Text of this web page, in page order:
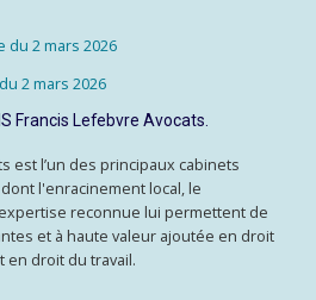
du 2 mars 2026
2 mars 2026
Francis Lefebvre Avocats.
est l’un des principaux cabinets
dont l'enracinement local, le
reconnue lui permettent de
et à haute valeur ajoutée en droit
en droit du travail.